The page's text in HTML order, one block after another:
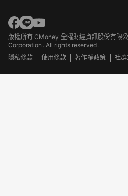
版權所有 CMoney 全曜財經資訊股份有
Corporation. All rights reserved.
隱私條款
使用條款 著作權政策 社